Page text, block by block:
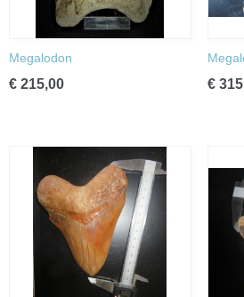
Megalodon
€ 215,00 €